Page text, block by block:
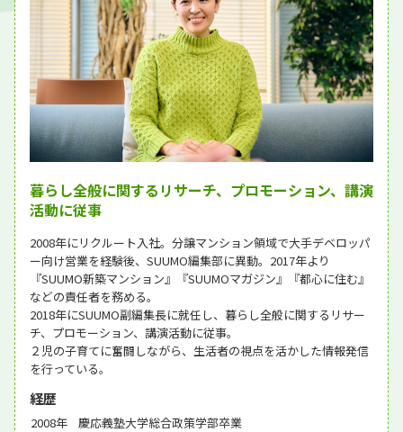
暮らし全般に関するリサーチ、プロモーション、講演
活動に従事
2008年にリクルート入社。分譲マンション領域で大手デベロッパ
ー向け営業を経験後、SUUMO編集部に異動。2017年より
『SUUMO新築マンション』『SUUMOマガジン』『都心に住む』
などの責任者を務める。
2018年にSUUMO副編集長に就任し、暮らし全般に関するリサー
チ、プロモーション、講演活動に従事。
２児の子育てに奮闘しながら、生活者の視点を活かした情報発信
を行っている。
経歴
2008年
慶応義塾大学総合政策学部卒業